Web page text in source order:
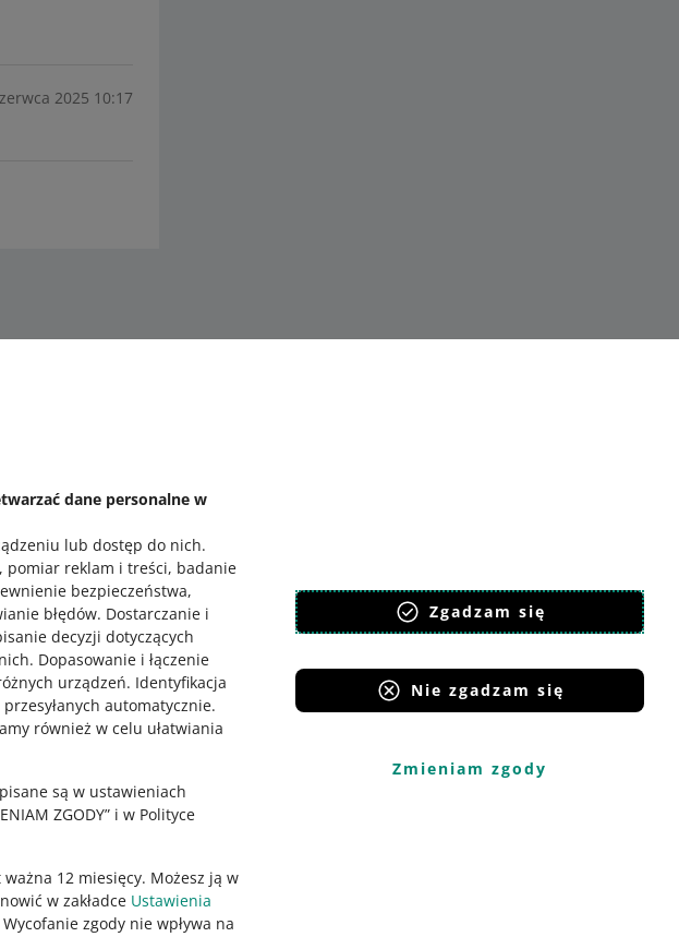
dane personalne w
lub dostęp do nich.
pomiar reklam i treści, badanie
bezpieczeństwa,
błędów. Dostarczanie i
decyzji dotyczących
. Dopasowanie i łączenie
urządzeń. Identyfikacja
automatycznie.
również w celu ułatwiania
są w ustawieniach
ZGODY” i w Polityce
12 miesięcy. Możesz ją w
w zakładce Ustawienia
zgody nie wpływa na
Zgadzam się
Nie zgadzam się
Zmieniam zgody
2025 10:17
o allegro.sk
polski
čeština
English
slovenčina